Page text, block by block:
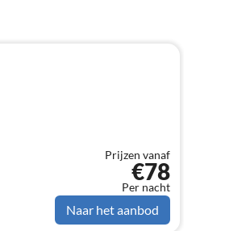
Prijzen vanaf
€78
Per nacht
Naar het aanbod